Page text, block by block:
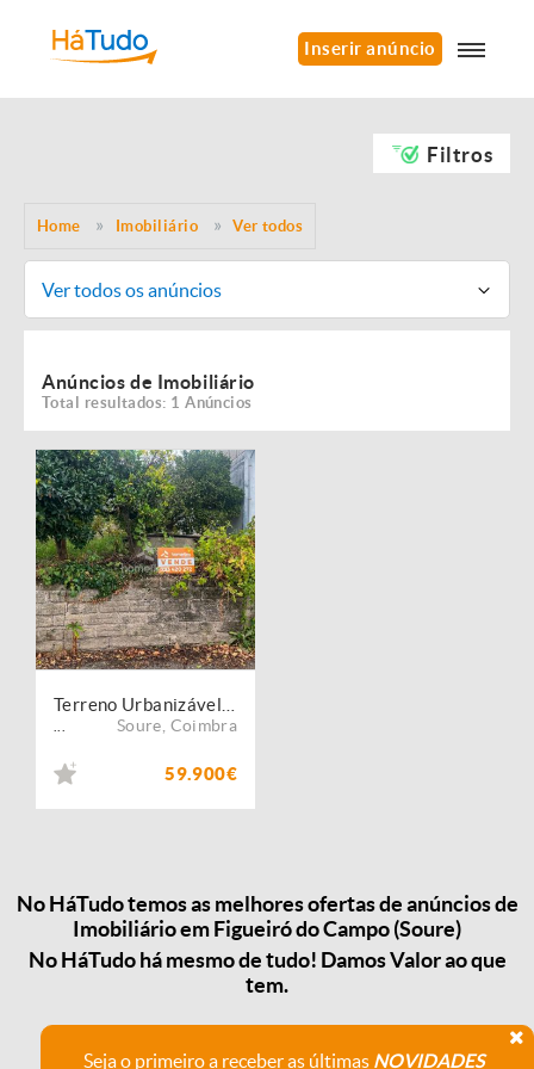
Inserir anúncio
Filtros
Home Imobiliário Ver todos
Ver todos os anúncios
Anúncios de Imobiliário
Total resultados: 1 Anúncios
Soure Coimbra
59.900€
No HáTudo temos as melhores ofertas de anúncios de
Imobiliário em Figueiró do Campo (Soure)
No HáTudo há mesmo de tudo! Damos Valor ao que
tem.
Seja o primeiro a receber as últimas NOVIDADES